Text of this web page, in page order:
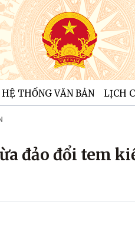
HỆ THỐNG VĂN BẢN LỊCH
đảo đổi tem